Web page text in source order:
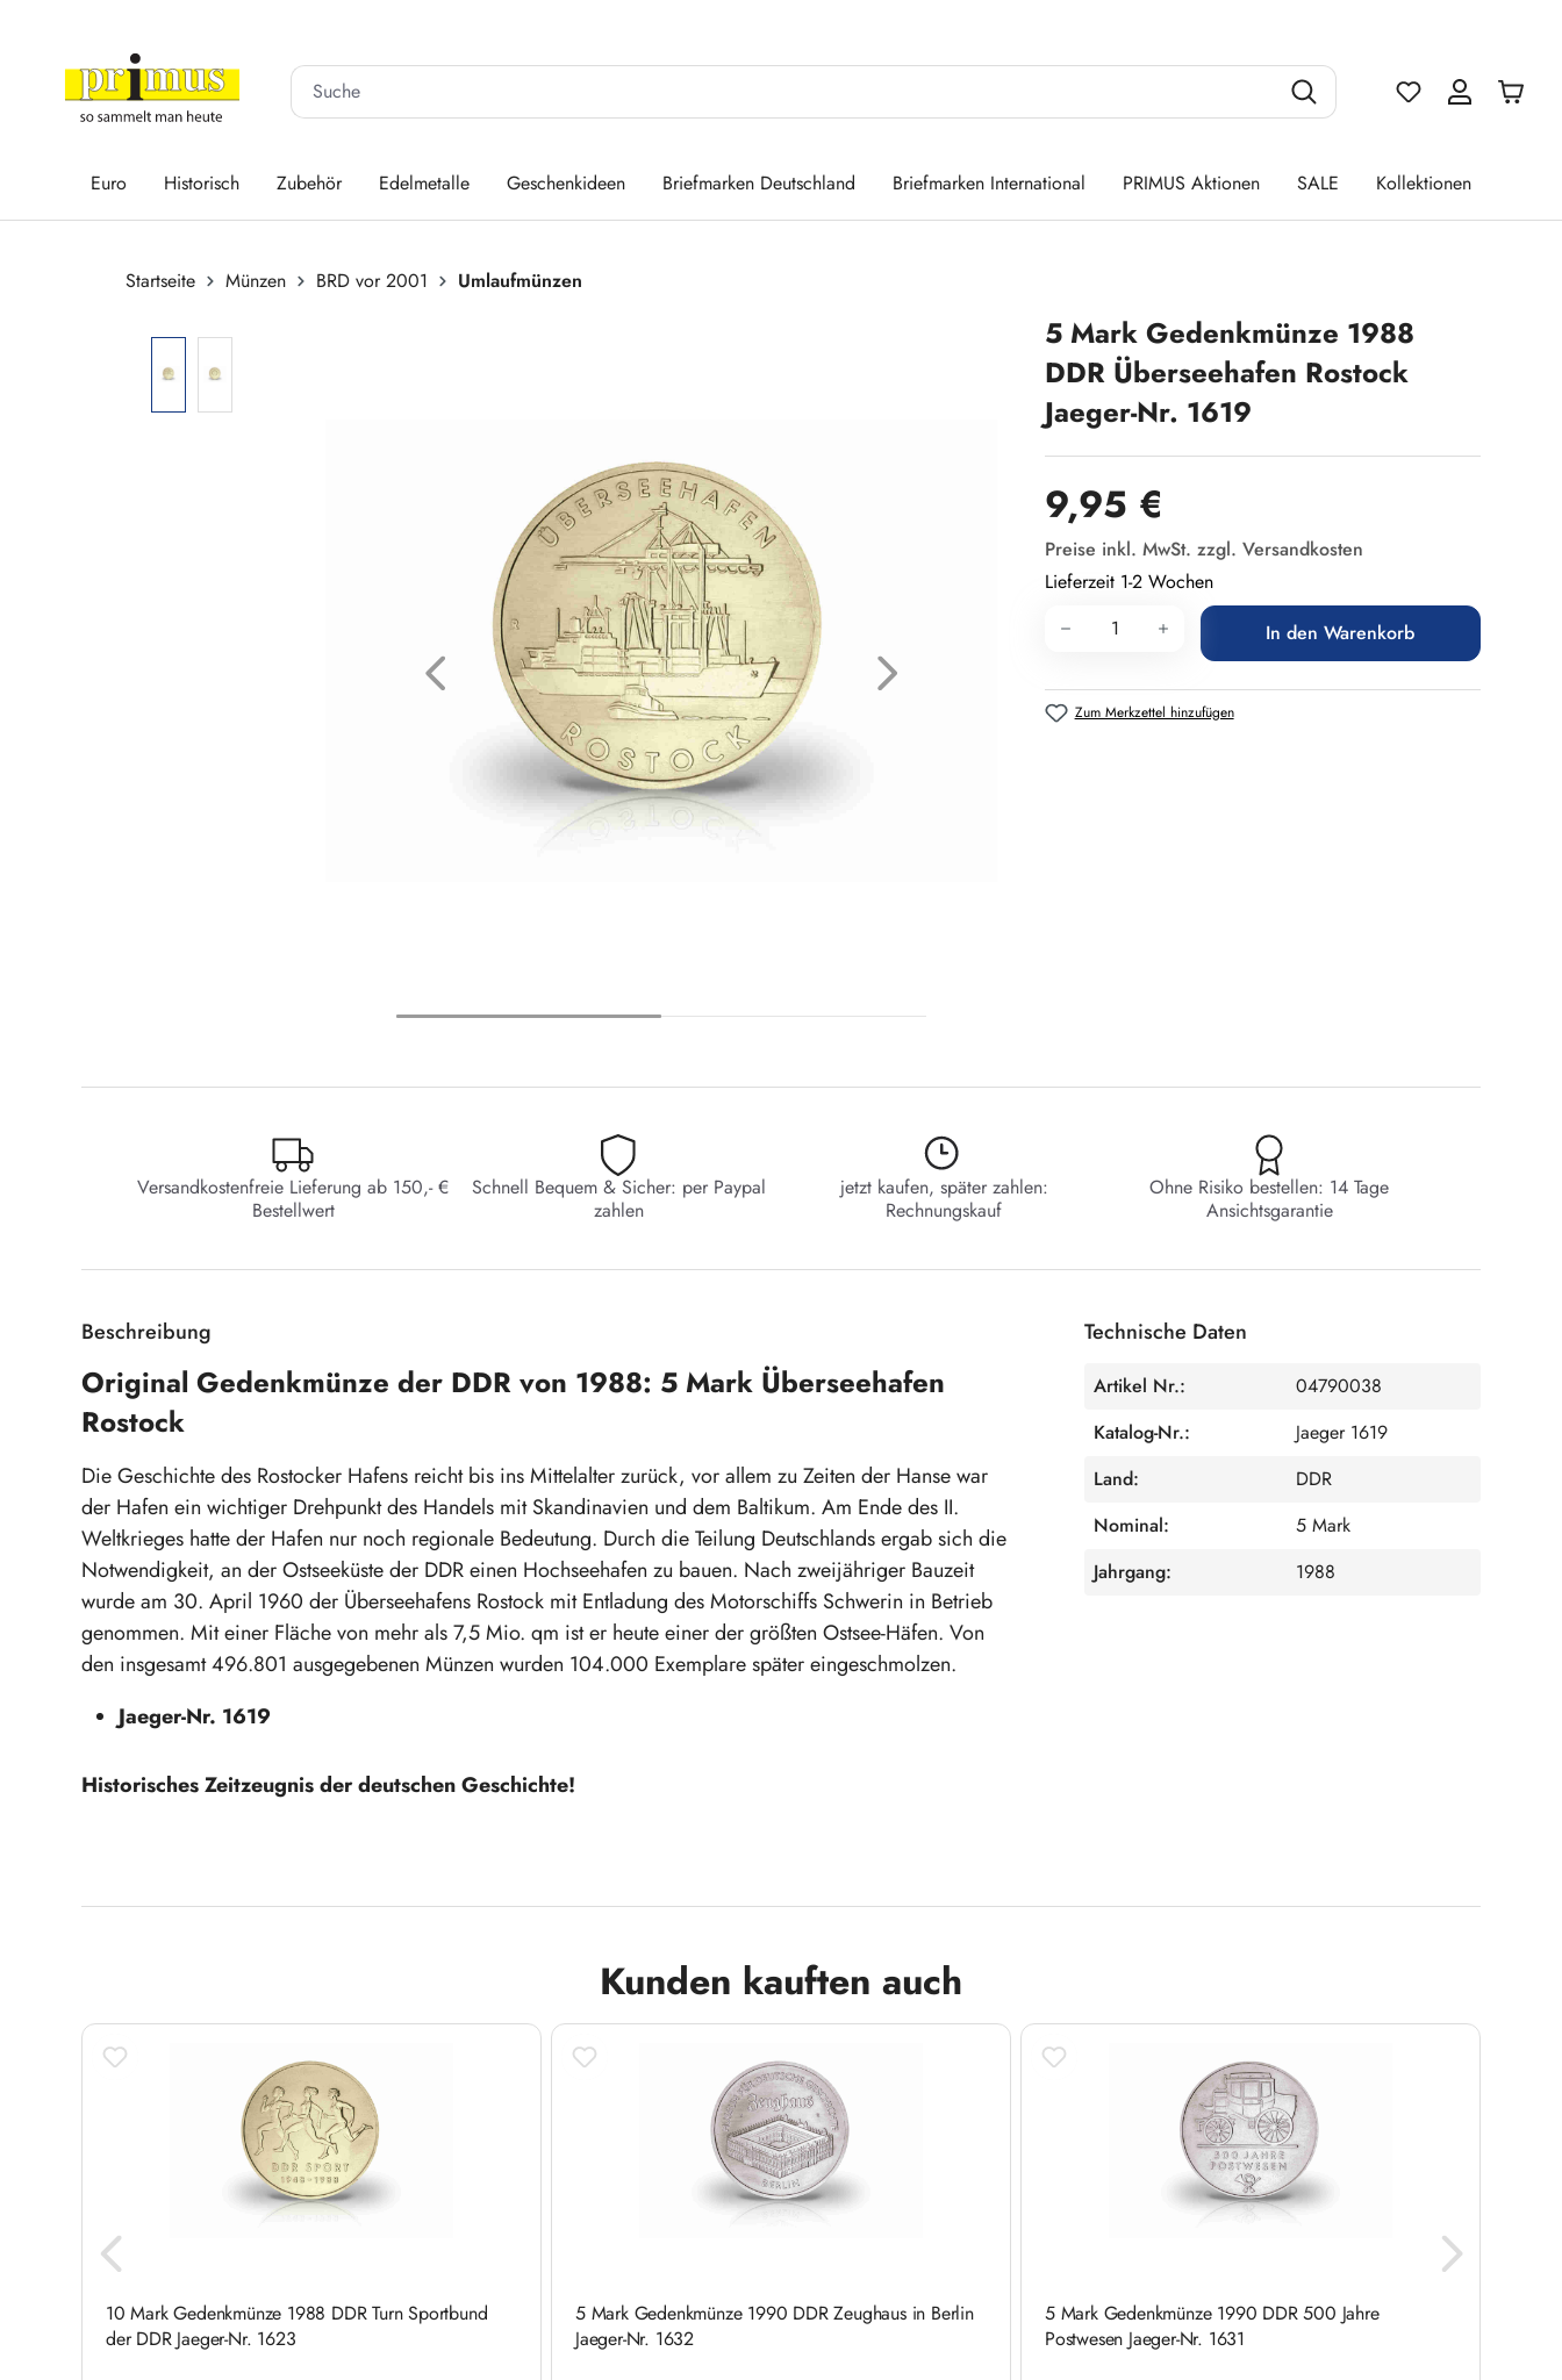
Du hast 0
Euro Historisch Zubehör Edelmetalle Geschenkideen Briefmarken Deutschland Briefmarken International PRIMUS Aktionen SALE Kollektionen
Startseite Münzen BRD vor 2001
Umlaufmünzen
5 Mark Gedenkmünze 1988
DDR Überseehafen Rostock
Jaeger-Nr. 1619
Regulärer Preis:
9,95 €
Preise inkl. MwSt. zzgl. Versandkosten
Lieferzeit 1-2 Wochen
Produkt Anzahl: Gib den gewünschten
In den Warenkorb
Zum Merkzettel hinzufügen
Versandkostenfreie Lieferung ab 150,- €
Bestellwert
Schnell Bequem & Sicher: per Paypal
zahlen
jetzt kaufen, später zahlen:
Rechnungskauf
Ohne Risiko bestellen: 14 Tage
Ansichtsgarantie
Beschreibung
Original Gedenkmünze der DDR von 1988: 5 Mark Überseehafen
Rostock
Die Geschichte des Rostocker Hafens reicht bis ins Mittelalter zurück, vor allem zu Zeiten der Hanse war
der Hafen ein wichtiger Drehpunkt des Handels mit Skandinavien und dem Baltikum. Am Ende des II.
Weltkrieges hatte der Hafen nur noch regionale Bedeutung. Durch die Teilung Deutschlands ergab sich die
Notwendigkeit, an der Ostseeküste der DDR einen Hochseehafen zu bauen. Nach zweijähriger Bauzeit
wurde am 30. April 1960 der Überseehafens Rostock mit Entladung des Motorschiffs Schwerin in Betrieb
genommen. Mit einer Fläche von mehr als 7,5 Mio. qm ist er heute einer der größten Ostsee-Häfen. Von
den insgesamt 496.801 ausgegebenen Münzen wurden 104.000 Exemplare später eingeschmolzen.
Jaeger-Nr. 1619
Historisches Zeitzeugnis der deutschen Geschichte!
Technische Daten
Artikel Nr.:
04790038
Katalog-Nr.:
Jaeger 1619
Land:
DDR
Nominal:
5 Mark
Jahrgang:
1988
Kunden kauften auch
10 Mark Gedenkmünze 1988 DDR Turn Sportbund
der DDR Jaeger-Nr. 1623
5 Mark Gedenkmünze 1990 DDR Zeughaus in Berlin
Jaeger-Nr. 1632
5 Mark Gedenkmünze 1990 DDR 500 Jahre
Postwesen Jaeger-Nr. 1631